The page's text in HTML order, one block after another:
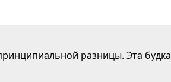
разницы. Эта будка